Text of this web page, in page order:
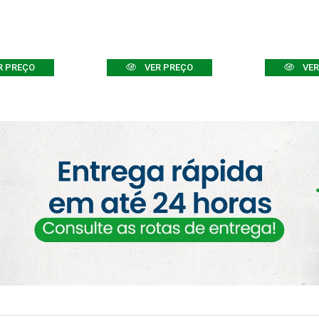
PREÇO VER PREÇO